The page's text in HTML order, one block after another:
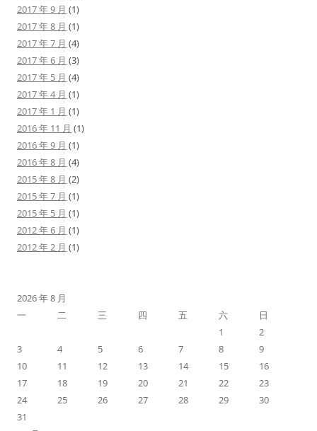
2017 年 9 月 (1)
2017 年 8 月 (1)
2017 年 7 月 (4)
2017 年 6 月 (3)
2017 年 5 月 (4)
2017 年 4 月 (1)
2017 年 1 月 (1)
2016 年 11 月 (1)
2016 年 9 月 (1)
2016 年 8 月 (4)
2015 年 8 月 (2)
2015 年 7 月 (1)
2015 年 5 月 (1)
2012 年 6 月 (1)
2012 年 2 月 (1)
2026 年 8 月
一
二 三 四 五 六
日
1
2
3
4 5 6 7 8
9
10
11 12 13 14 15
16
17
18 19 20 21 22
23
24
25 26 27 28 29
30
31